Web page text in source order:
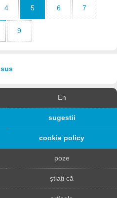
4 5 6 7
9
sus
En
sugestii
cookie policy
poze
știați că